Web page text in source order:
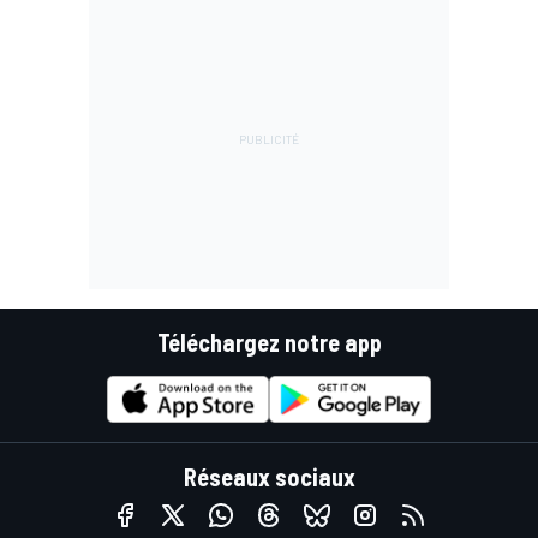
Téléchargez notre app
Réseaux sociaux